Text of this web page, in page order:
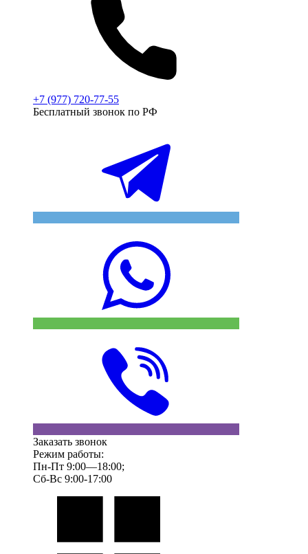
+7 (977) 720-77-55
Бесплатный звонок по РФ
Заказать звонок
Режим работы:
Пн-Пт 9:00—18:00;
Сб-Вс 9:00-17:00